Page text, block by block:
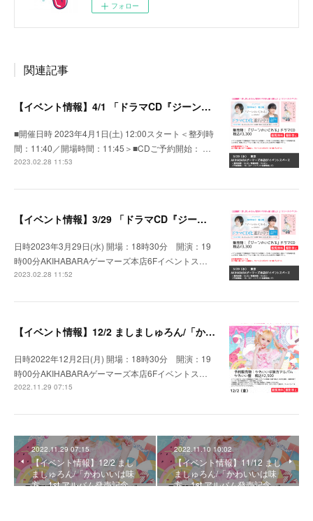
フォロー
関連記事
【イベント情報】4/1 「ドラマCD『ジーンのいじわる』（主題歌：ましましゅろん/君はいちばん星 (推し)）」リリースイベント ミニライブ&特典会
■開催日時 2023年4月1日(土) 12:00スタート＜整列時
間：11:40／開場時間：11:45＞■CDご予約開始： …
2023.02.28 11:53
【イベント情報】3/29 「ドラマCD『ジーンのいじわる』（主題歌：ましましゅろん/君はいちばん星 (推し)）」リリースイベント ミニライブ&特典会
日時2023年3月29日(水) 開場：18時30分 開演：19
時00分AKIHABARAゲーマーズ本店6Fイベントス…
2023.02.28 11:52
【イベント情報】12/2 ましましゅろん/「かわいいは味方」1st アルバム発売記念イベント「ミニライブ＆特典会」
日時2022年12月2日(月) 開場：18時30分 開演：19
時00分AKIHABARAゲーマーズ本店6Fイベントス…
2022.11.29 07:15
2022.11.29 07:15
【イベント情報】12/2 まし
ましゅろん/「かわいいは味
方」1st アルバム発売記念…
2022.11.10 10:02
【イベント情報】11/12 まし
ましゅろん/「かわいいは味
方」1st アルバム発売記念…